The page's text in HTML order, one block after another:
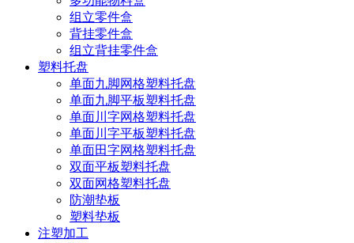
组立零件盒
背挂零件盒
组立背挂零件盒
塑料托盘
单面九脚网格塑料托盘
单面九脚平板塑料托盘
单面川字网格塑料托盘
单面川字平板塑料托盘
单面田字网格塑料托盘
双面平板塑料托盘
双面网格塑料托盘
防潮垫板
塑料垫板
注塑加工